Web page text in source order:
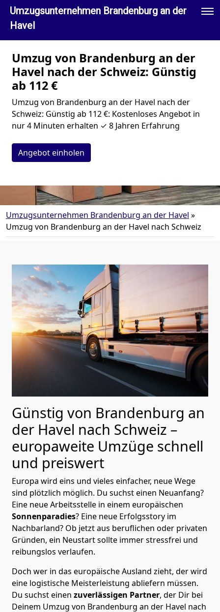
Umzugsunternehmen Brandenburg an der
Havel
Umzug von Brandenburg an der
Havel nach der Schweiz: Günstig
ab 112 €
Umzug von Brandenburg an der Havel nach der
Schweiz: Günstig ab 112 €: Kostenloses Angebot in
nur 4 Minuten erhalten ✓ 8 Jahren Erfahrung
Angebot einholen
Umzugsunternehmen Brandenburg an der Havel »
Umzug von Brandenburg an der Havel nach Schweiz
Günstig von Brandenburg an
der Havel nach Schweiz –
europaweite Umzüge schnell
und preiswert
Europa wird eins und vieles einfacher, neue Wege
sind plötzlich möglich. Du suchst einen Neuanfang?
Eine neue Arbeitsstelle in einem europäischen
Sonnenparadies? Eine neue Erfolgsstory im
Nachbarland? Ob jetzt aus beruflichen oder privaten
Gründen, ein Neustart sollte immer stressfrei und
reibungslos verlaufen.
Doch wer in das europäische Ausland zieht, der wird
eine logistische Meisterleistung abliefern müssen.
Du suchst einen zuverlässigen Partner, der Dir bei
Deinem Umzug von Brandenburg an der Havel nach